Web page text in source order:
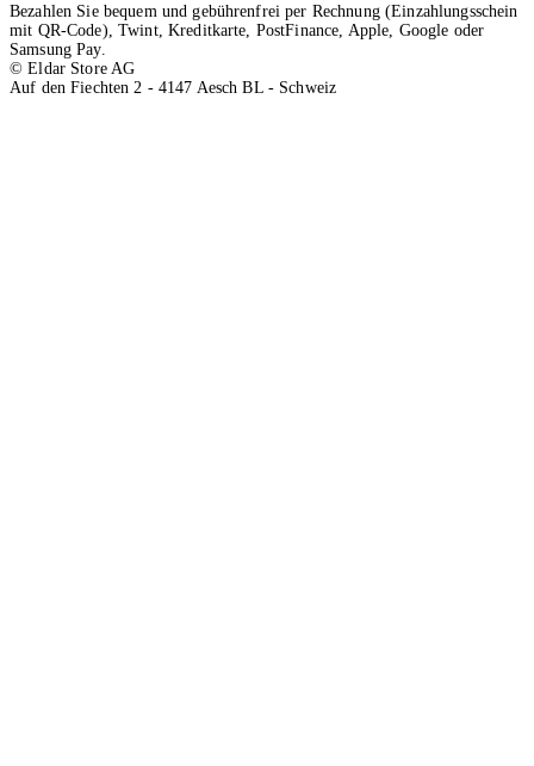
Bezahlen Sie bequem und gebührenfrei per Rechnung (Einzahlungsschein
mit QR-Code), Twint, Kreditkarte, PostFinance, Apple, Google oder
Samsung Pay.
© Eldar Store AG
Auf den Fiechten 2 - 4147 Aesch BL - Schweiz